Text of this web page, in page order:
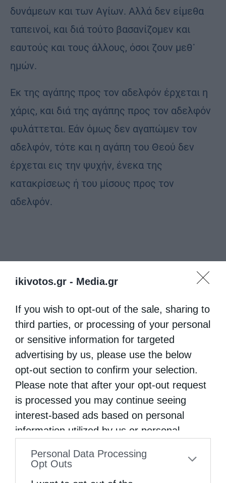
ikivotos.gr - Media.gr
If you wish to opt-out of the sale, sharing to
third parties, or processing of your personal
or sensitive information for targeted
advertising by us, please use the below
opt-out section to confirm your selection.
Please note that after your opt-out request
is processed you may continue seeing
interest-based ads based on personal
information utilized by us or personal
to your opt-out. You may separately opt-out
Personal Data Processing
Opt Outs
δυνάμεων και των Αγίων. Αλλά δεν είμεθα
ταπεινοί, και διά τούτο βασανίζομεν και
εαυτούς και τους άλλους, όσοι ζουν μεθ᾿
ημών.
Εκ της αγάπης προς τον αδελφόν έρχεται η
χάρις, και διά της αγάπης προς τον αδελφόν
φυλάττεται. Εάν όμως δεν αγαπώμεν τον
αδελφόν, τότε και η αγάπη του Θεού δεν
έρχεται εις την ψυχήν, ένεκα της
κατακρίσεως ή του μίσους προς τον
αδελφόν.
ΜΟΙΡΑΣΟΥ 0
Προηγούμενο άρθρο
Έλληνες Άγιοι
Επόμενο άρθρο
Mήνυμα Ν.Ιωνίας κ.Γαβριήλ :Δύο λειτουργίες τις Κυριακές
στους ναούς της μητρόπολης
ΔΕΙΤΕ ΕΠΙΣΗΣ